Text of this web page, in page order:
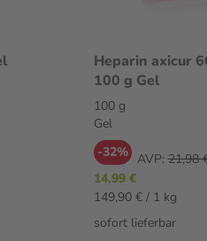
Heparin axicur
100 g Gel
100 g
Gel
-32% AVP: 21,98
14,99 €
149,90 € / 1 kg
sofort lieferbar